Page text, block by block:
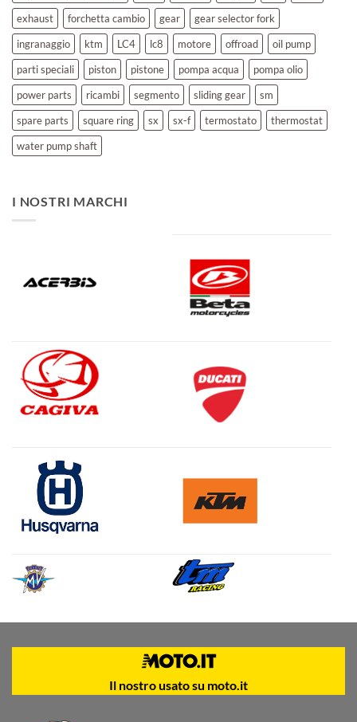
exhaust
forchetta cambio gear
gear selector fork
ingranaggio
ktm LC4 lc8 motore offroad
oil pump
parti speciali
piston pistone pompa acqua
pompa olio
power parts
ricambi segmento sliding gear
sm
spare parts
square ring sx sx-f termostato
thermostat
water pump shaft
I NOSTRI MARCHI
Il nostro usato su moto.it